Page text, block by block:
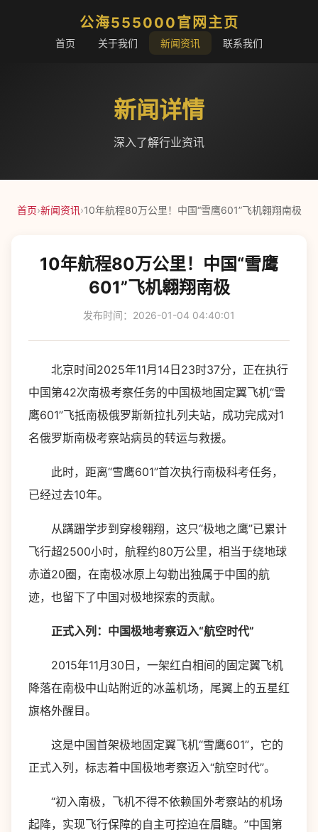
公海555000官网主页
首页 关于我们 新闻资讯 联系我们
新闻详情
深入了解行业资讯
首页›新闻资讯›10年航程80万公里！中国“雪鹰601”飞机翱翔南极
10年航程80万公里！中国“雪鹰
601”飞机翱翔南极
发布时间：2026-01-04 04:40:01
北京时间2025年11月14日23时37分，正在执行
中国第42次南极考察任务的中国极地固定翼飞机“雪
鹰601”飞抵南极俄罗斯新拉扎列夫站，成功完成对1
名俄罗斯南极考察站病员的转运与救援。
此时，距离“雪鹰601”首次执行南极科考任务，
已经过去10年。
从蹒跚学步到穿梭翱翔，这只“极地之鹰”已累计
飞行超2500小时，航程约80万公里，相当于绕地球
赤道20圈，在南极冰原上勾勒出独属于中国的航
迹，也留下了中国对极地探索的贡献。
正式入列：中国极地考察迈入“航空时代”
2015年11月30日，一架红白相间的固定翼飞机
降落在南极中山站附近的冰盖机场，尾翼上的五星红
旗格外醒目。
这是中国首架极地固定翼飞机“雪鹰601”，它的
正式入列，标志着中国极地考察迈入“航空时代”。
“初入南极，飞机不得不依赖国外考察站的机场
起降，实现飞行保障的自主可控迫在眉睫。”中国第